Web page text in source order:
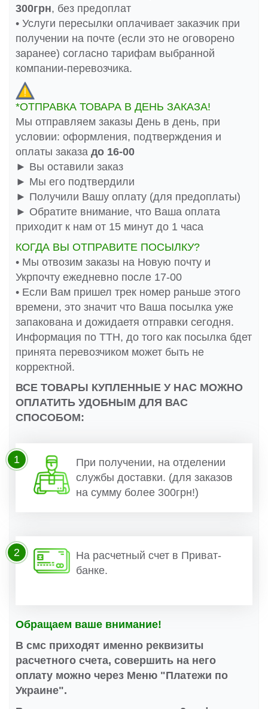
300грн, без предоплат
• Услуги пересылки оплачивает заказчик при
получении на почте (если это не оговорено
заранее) согласно тарифам выбранной
компании-перевозчика.
*ОТПРАВКА ТОВАРА В ДЕНЬ ЗАКАЗА!
Мы отправляем заказы День в день, при
условии: оформления, подтверждения и
оплаты заказа до 16-00
► Вы оставили заказ
► Мы его подтвердили
► Получили Вашу оплату (для предоплаты)
► Обратите внимание, что Ваша оплата
приходит к нам от 15 минут до 1 часа
КОГДА ВЫ ОТПРАВИТЕ ПОСЫЛКУ?
• Мы отвозим заказы на Новую почту и
Укрпочту ежедневно после 17-00
• Если Вам пришел трек номер раньше этого
времени, это значит что Ваша посылка уже
запакована и дожидаетя отправки сегодня.
Информация по ТТН, до того как посылка бдет
принята перевозчиком может быть не
корректной.
ВСЕ ТОВАРЫ КУПЛЕННЫЕ У НАС МОЖНО
ОПЛАТИТЬ УДОБНЫМ ДЛЯ ВАС
СПОСОБОМ:
При получении, на отделении
службы доставки. (для заказов
на сумму более 300грн!)
1
На расчетный счет в Приват-
банке.
2
Обращаем ваше внимание!
В смс приходят именно реквизиты
расчетного счета, совершить на него
оплату можно через Меню "Платежи по
Украине".